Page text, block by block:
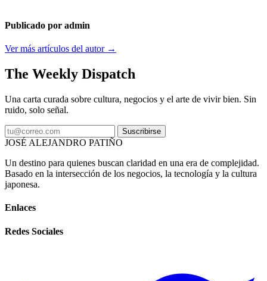
Publicado por admin
Ver más artículos del autor →
The Weekly Dispatch
Una carta curada sobre cultura, negocios y el arte de vivir bien. Sin
ruido, solo señal.
Suscribirse
JOSÉ ALEJANDRO PATIÑO
Un destino para quienes buscan claridad en una era de complejidad.
Basado en la intersección de los negocios, la tecnología y la cultura
japonesa.
Enlaces
Redes Sociales